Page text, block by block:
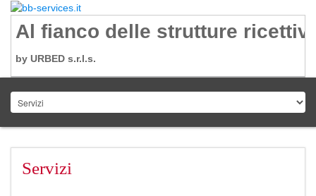
Al fianco delle strutture
by URBED s.r.l.s.
Servizi